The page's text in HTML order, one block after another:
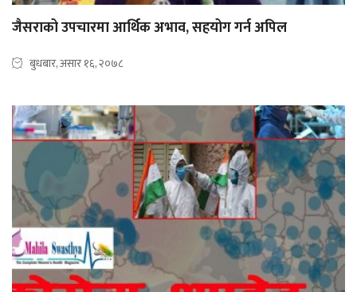
जैसराको उपचारमा आर्थिक अभाव, सहयोग गर्न अपिल
बुधबार, असार १६, २०७८